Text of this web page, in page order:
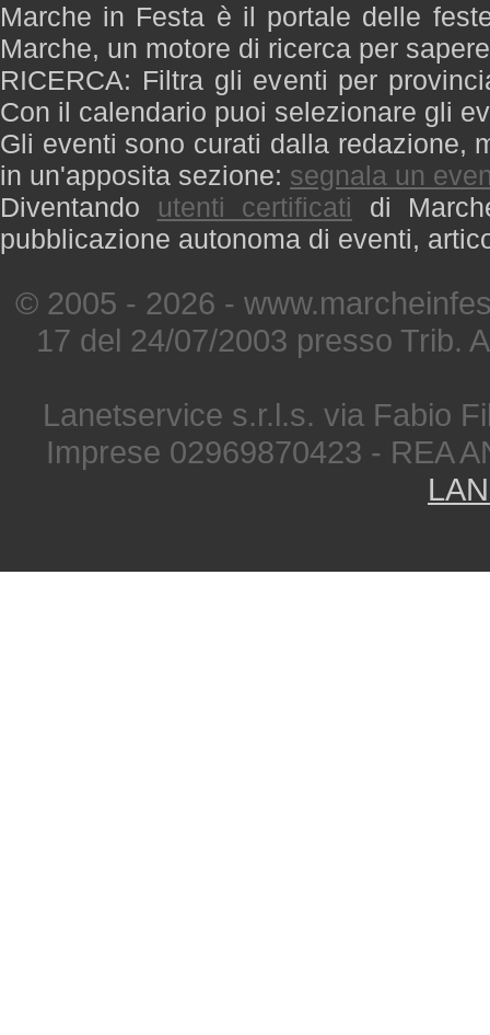
Marche in Festa è il portale delle
Marche, un motore di ricerca per
RICERCA: Filtra gli eventi per
Con il calendario puoi selezionare gli
Gli eventi sono curati dalla redazione,
in un'apposita sezione: segnala un
Diventando utenti certificati di
pubblicazione autonoma di eventi,
© 2005 - 2026 -
17 del 24/07/2003 presso Trib.
Lanetservice s.r.l.s. via Fabio
Imprese 02969870423 - REA